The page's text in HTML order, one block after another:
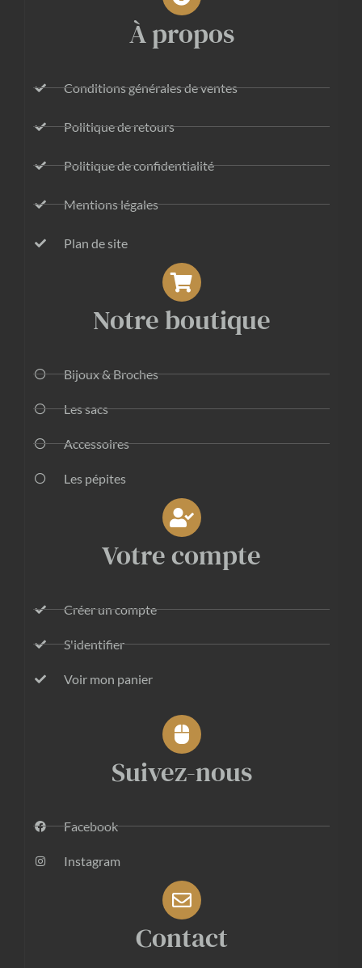
À propos
Conditions générales de ventes
Politique de retours
Politique de confidentialité
Mentions légales
Plan de site
Notre boutique
Bijoux & Broches
Les sacs
Accessoires
Les pépites
Votre compte
Créer un compte
S'identifier
Voir mon panier
Suivez-nous
Facebook
Instagram
Contact